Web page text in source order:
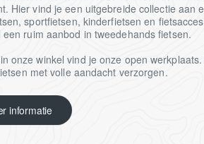
Hier vind je een uitgebreide collectie aan
sportfietsen, kinderfietsen en
een ruim aanbod in tweedehands fietsen.
onze winkel vind je onze open
met volle aandacht verzorgen.
informatie